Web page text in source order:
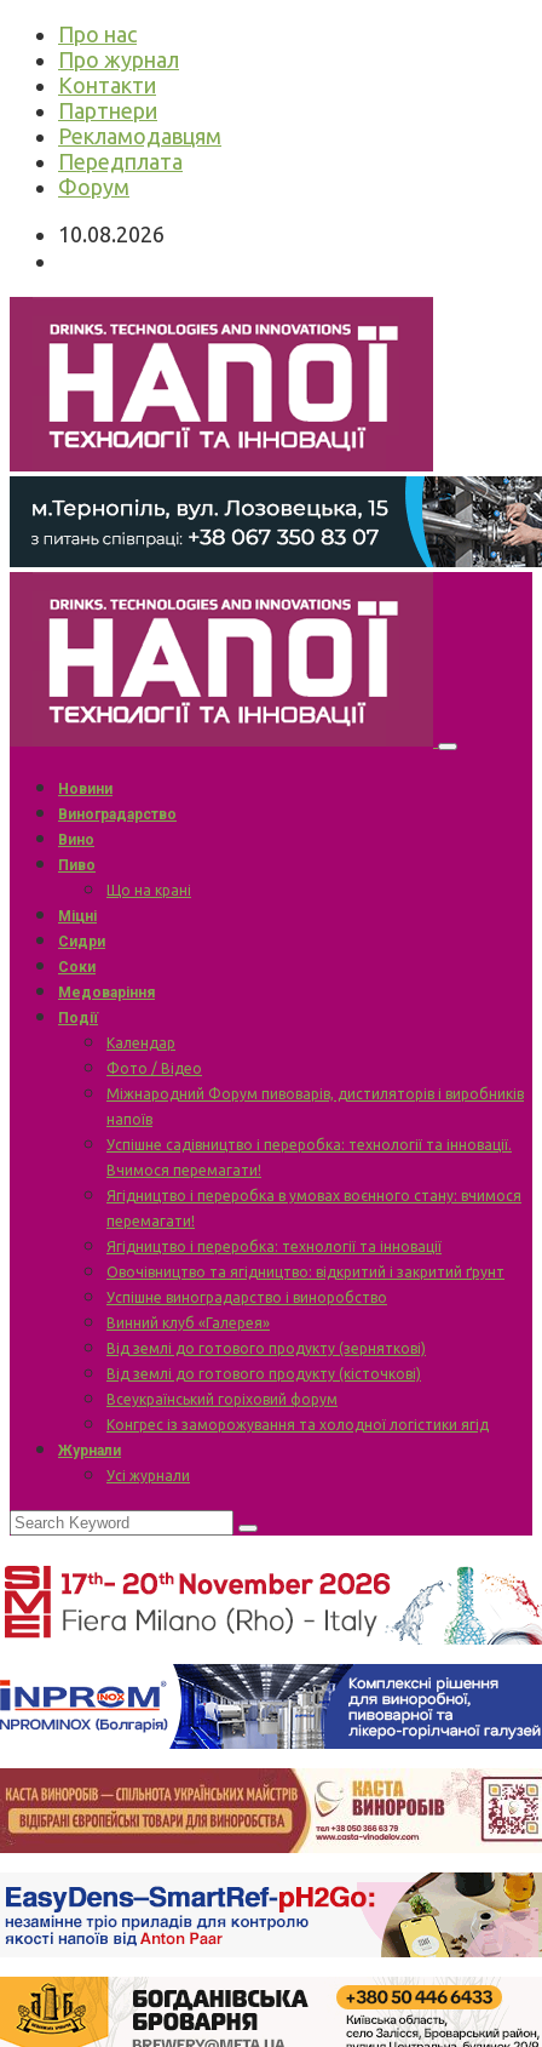
Про нас
Про журнал
Контакти
Партнери
Рекламодавцям
Передплата
Форум
10.08.2026
Новини
Виноградарство
Вино
Пиво
Що на крані
Міцні
Сидри
Соки
Медоваріння
Події
Календар
Фото / Відео
Міжнародний Форум пивоварів, дистиляторів і виробників
напоїв
Успішне садівництво і переробка: технології та інновації.
Вчимося перемагати!
Ягідництво і переробка в умовах воєнного стану: вчимося
перемагати!
Ягідництво і переробка: технології та інновації
Овочівництво та ягідництво: відкритий і закритий ґрунт
Успішне виноградарство і виноробство
Винний клуб «Галерея»
Від землі до готового продукту (зерняткові)
Від землі до готового продукту (кісточкові)
Всеукраїнський горіховий форум
Конгрес із заморожування та холодної логістики ягід
Журнали
Усі журнали